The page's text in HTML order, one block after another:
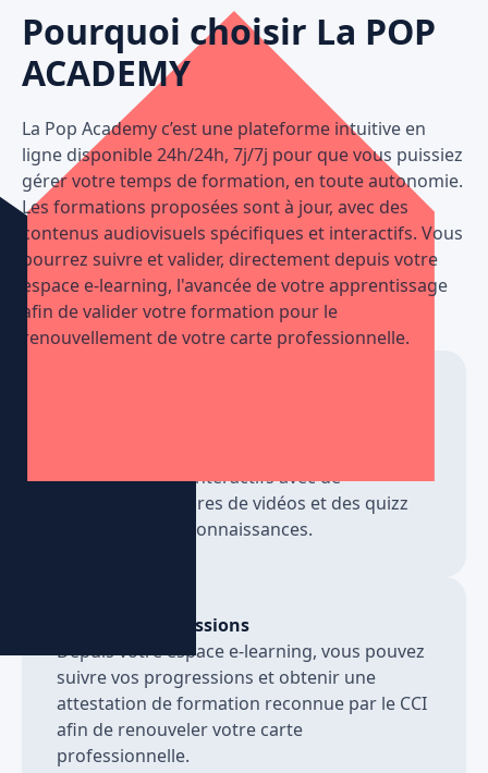
Pourquoi choisir La POP
ACADEMY
La Pop Academy c’est une plateforme intuitive en
ligne disponible 24h/24h, 7j/7j pour que vous puissiez
gérer votre temps de formation, en toute autonomie.
Les formations proposées sont à jour, avec des
contenus audiovisuels spécifiques et interactifs. Vous
pourrez suivre et valider, directement depuis votre
espace e-learning, l'avancée de votre apprentissage
afin de valider votre formation pour le
renouvellement de votre carte professionnelle.
haute qualité et interactifs avec de
nombreuses heures de vidéos et des quizz
pour tester vos connaissances.
Suivi des progressions
Depuis votre espace e-learning, vous pouvez
suivre vos progressions et obtenir une
attestation de formation reconnue par le CCI
afin de renouveler votre carte
professionnelle.